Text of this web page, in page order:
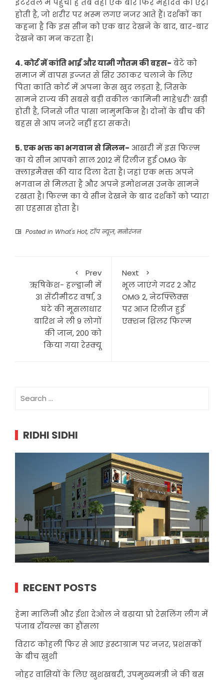
इंटरवल में पहुंची है तब वहां एक बार फिर महादेव की एंट्री
होती है, जो शरीर पर भस्म लगए नजर आते हैं। दर्शकों का
कहना है कि इस सीन को एक बार देखने के बाद, बार-बार
देखने का मन करता है।
4. कोर्ट में कांति भाई और यामी गौतम की बहस- बेटे को
समाज में वापस इज्जत से सिर उठाकर चलाने के लिए
पिता कांति कोर्ट में अपना केस खुद लड़ता है, जिसके
सामने राज्य की सबसे बड़ी वकील ‘कामिनी माहेश्वरी’ खड़ी
होती है, जिनसे जीत पासा नामुमकिन है। दोनों के बीच की
बहस से आप नजरे नहीं हटा सकते।
5. एक भक्त का भगवान से मिलन- आखरी में इस फिल्म
का ये सीन आपको साल 2012 में रिलीज हुई OMG के
क्लाइमैक्स की याद दिला देता है। जहां एक भक्त अपने
भगवान से मिलता है और अपने इमोशनस उनके सामने
रखता है। फिल्म का ये सीन देखने के बाद दर्शकों को प्यारा
सा एहसास होता है।
Posted in What's Hot, टॉप न्यूज़, मनोरंजन
Prev
ऋषिकेश- हल्द्वानी में
31 सेंटीमीटर वर्षा, 3
घंटे की मूसलाधार
बारिश ने ली 9 लोगों
की जान, 200 को
किया गया रेस्क्यू
Next
भूल जाएंगे गदर 2 और
OMG 2, नेटफ्लिक्स
पर आज रिलीज हुई
एक्शन थ्रिलर फिल्म
for:
RIDHI SIDHI
RECENT POSTS
हेमा मालिनी और ईशा देओल ने बढ़ाया प्रो रेसलिंग लीग में
पंजाब रॉयल्स का हौंसला
विराट कोहली फिर से आए इंस्टाग्राम पर नज़र, प्रशंसकों
के बीच ख़ुशी
नोहर वासियों के लिए खुशखबरी, उपमुख्यमंत्री ने की बस